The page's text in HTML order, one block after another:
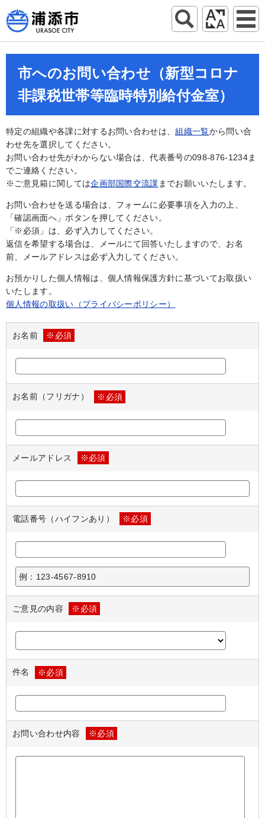
市へのお問い合わせ（新型コロナ
非課税世帯等臨時特別給付金室）
特定の組織や各課に対するお問い合わせは、組織一覧から問い合
わせ先を選択してください。
お問い合わせ先がわからない場合は、代表番号の098-876-1234ま
でご連絡ください。
※ご意見箱に関しては企画部国際交流課 までお願いいたします。
お問い合わせを送る場合は、フォームに必要事項を入力の上、
「確認画面へ」ボタンを押してください。
「※必須」は、必ず入力してください。
返信を希望する場合は、メールにて回答いたしますので、お名
前、メールアドレスは必ず入力してください。
お預かりした個人情報は、個人情報保護方針に基づいてお取扱い
いたします。
個人情報の取扱い（プライバシーポリシー）
お名前 ※必須
お名前（フリガナ） ※必須
メールアドレス ※必須
電話番号（ハイフンあり） ※必須
例：123-4567-8910
ご意見の内容 ※必須
件名 ※必須
お問い合わせ内容 ※必須